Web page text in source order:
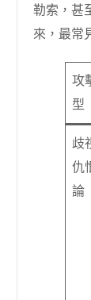
勒索，甚
來，最常
攻
型
歧
仇
論